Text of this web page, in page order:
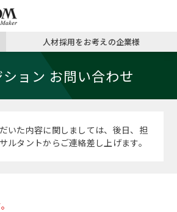
ミッシ
コンサ
お申し
キャリ
キャリ
MBAの
MBA留
日本か
英文レ
パワー
人材採用をお考えの企業様
ョン お問い合わせ
いた内容に関しましては、後日、担
ルタントからご連絡差し上げます。